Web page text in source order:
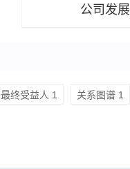
公司发展
最终受益人 1 关系图谱 1